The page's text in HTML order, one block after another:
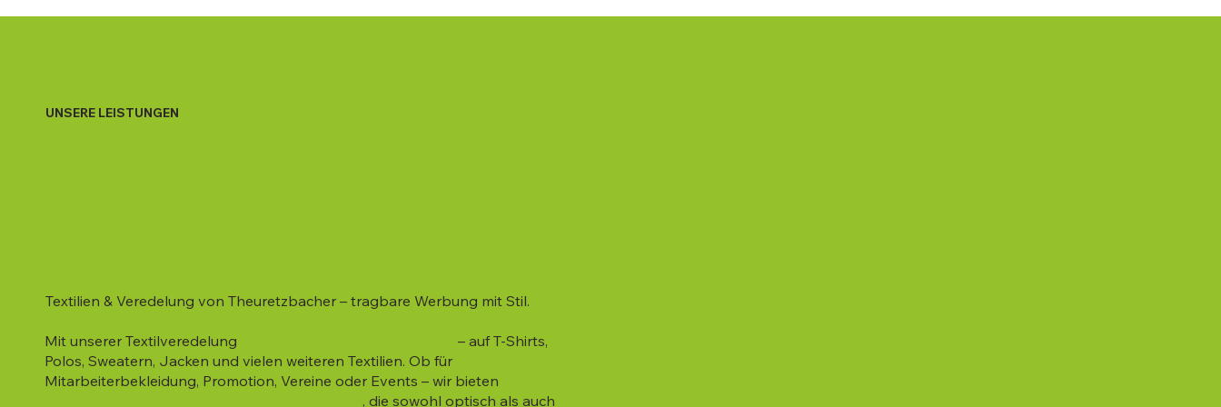
UNSERE LEISTUNGEN
Textilien & Veredelung von Theuretzbacher – tragbare Werbung mit Stil.
Mit unserer Textilveredelung
– auf T-Shirts,
Polos, Sweatern, Jacken und vielen weiteren Textilien. Ob für
Mitarbeiterbekleidung, Promotion, Vereine oder Events – wir bieten
, die sowohl optisch als auch